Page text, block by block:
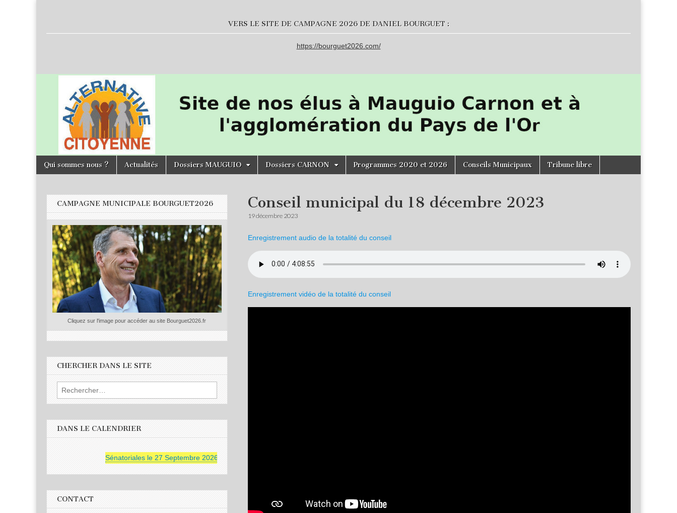
L'Alternative VERS LE SITE DE CAMPAGNE 2026 DE DANIEL BOURGUET :
https://bourguet2026.com/
Main menu
Skip to content
Qui sommes nous ? Actualités Dossiers MAUGUIO Dossiers CARNON Programmes 2020 et 2026 Conseils Municipaux Tribune libre
Conseil municipal du 18 décembre 2023
19 décembre 2023
Enregistrement audio de la totalité du conseil
Enregistrement vidéo de la totalité du conseil
CAMPAGNE MUNICIPALE BOURGUET2026
Cliquez sur l'image pour accéder au site Bourguet2026.fr
CHERCHER DANS LE SITE
Rechercher :
DANS LE CALENDRIER
Sénatoriales le 27 Septembre 2026
CONTACT